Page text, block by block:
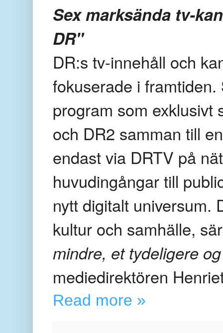
Sex marksända tv-
DR"
DR:s tv-innehåll och
fokuserade i
program som exklusivt
och DR2 samman till
endast via DRTV på
huvudingångar till
nytt digitalt universum.
kultur och samhälle,
mindre, et tydeligere
mediedirektören
Read more »